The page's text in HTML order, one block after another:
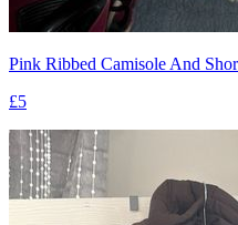
Pink Ribbed Camisole And
£5